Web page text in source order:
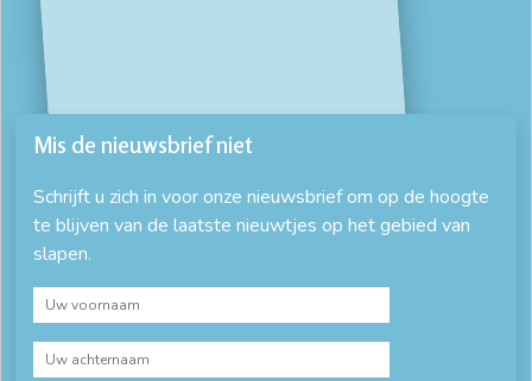
Mis de nieuwsbrief niet
Schrijft u zich in voor onze nieuwsbrief om op de hoogte
te blijven van de laatste nieuwtjes op het gebied van
slapen.